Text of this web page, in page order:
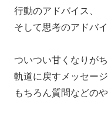
行動のアドバイス、
そして思考のアドバイ
ついつい甘くなりがち
軌道に戻すメッセー
もちろん質問などの